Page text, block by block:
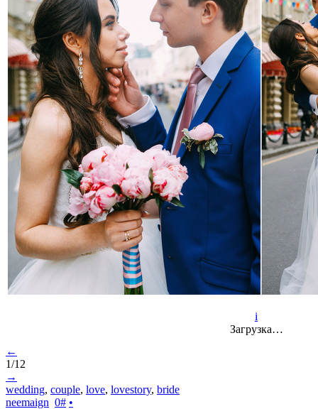
i
Загрузка…
←
1/12
→
wedding, couple, love, lovestory, bride
neemaign 0# •